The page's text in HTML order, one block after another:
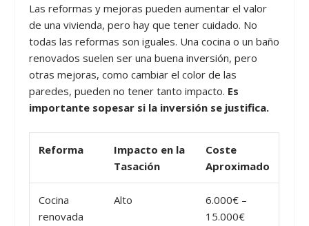
Las reformas y mejoras pueden aumentar el valor
de una vivienda, pero hay que tener cuidado. No
todas las reformas son iguales. Una cocina o un baño
renovados suelen ser una buena inversión, pero
otras mejoras, como cambiar el color de las
paredes, pueden no tener tanto impacto. Es
importante sopesar si la inversión se justifica.
Reforma
Impacto en la
Tasación
Coste
Aproximado
Cocina
renovada
Alto
6.000€ –
15.000€